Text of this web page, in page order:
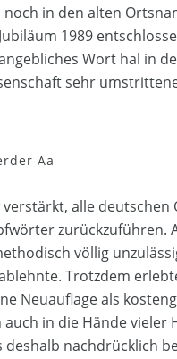
in den alten
1989
Wort hal in
sehr
Aa
alle deutschen
zurückzuführen.
völlig
Trotzdem
Neuauflage als
in die Hände vieler
nachdrücklich